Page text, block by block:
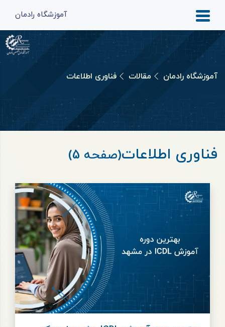
آموزشگاه رادمان
آموزشگاه رادمان مقالات فناوری اطلاعات
فناوری اطلاعات(صفحه 5)